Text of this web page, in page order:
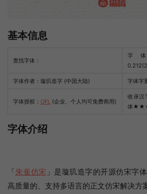
基本信息
查找字体：
字
字体作者：璇玑造字 (中国大陆) 字体字
字体授权： OFL (企业、个人均可免费商用)
收录汉
体
字体介绍
「 朱雀仿宋 」是璇玑造字的开源仿宋字
高质量的、支持多语言的正文仿宋解决方